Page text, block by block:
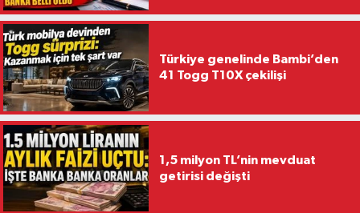
Türkiye genelinde Bambi’den
41 Togg T10X çekilişi
1,5 milyon TL’nin mevduat
getirisi değişti